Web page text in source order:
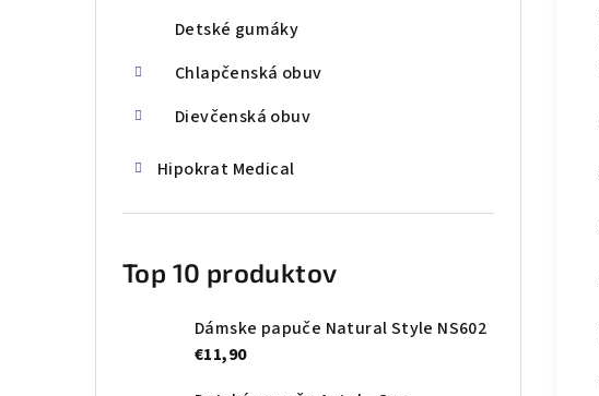
Detské gumáky
Chlapčenská obuv
Dievčenská obuv
Hipokrat Medical
Top 10 produktov
Dámske papuče Natural Style NS602
€11,90